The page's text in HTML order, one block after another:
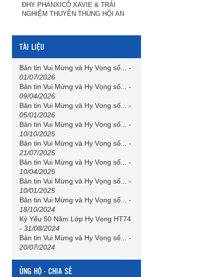
ĐHY PHANXICÔ XAVIE & TRẢI
NGHIỆM THUYỀN THÚNG HỘI AN
TÀI LIỆU
Bản tin Vui Mừng và Hy Vọng số...
-
01/07/2026
Bản tin Vui Mừng và Hy Vọng số...
-
09/04/2026
Bản tin Vui Mừng và Hy Vọng số...
-
05/01/2026
Bản tin Vui Mừng và Hy Vọng số...
-
10/10/2025
Bản tin Vui Mừng và Hy Vọng số...
-
21/07/2025
Bản tin Vui Mừng và Hy Vọng số...
-
10/04/2025
Bản tin Vui Mừng và Hy Vọng số...
-
10/01/2025
Bản tin Vui Mừng và Hy Vọng số...
-
18/10/2024
Kỷ Yếu 50 Năm Lớp Hy Vọng HT74
- 31/08/2024
Bản tin Vui Mừng và Hy Vọng số...
-
20/07/2024
ỦNG HỘ - CHIA SẺ